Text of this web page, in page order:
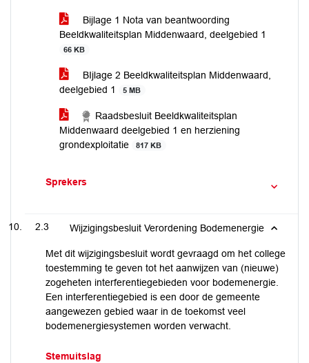
Bijlage 1 Nota van beantwoording
Beeldkwaliteitsplan Middenwaard, deelgebied 1
66 KB
BIjlage 2 Beeldkwaliteitsplan Middenwaard,
deelgebied 1
5 MB
Raadsbesluit Beeldkwaliteitsplan
Middenwaard deelgebied 1 en herziening
grondexploitatie
817 KB
Sprekers
2.3 Wijzigingsbesluit Verordening Bodemenergie
Met dit wijzigingsbesluit wordt gevraagd om het college
toestemming te geven tot het aanwijzen van (nieuwe)
zogeheten interferentiegebieden voor bodemenergie.
Een interferentiegebied is een door de gemeente
aangewezen gebied waar in de toekomst veel
bodemenergiesystemen worden verwacht.
Stemuitslag